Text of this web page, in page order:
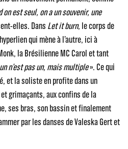
on est seul, on a un souvenir, une
elles. Dans Let it burn, le corps de
qui mène à l’autre, ici à
la Brésilienne MC Carol et tant
un n’est pas un, mais multiple». Ce qui
et la soliste en profite dans un
grimaçants, aux confins de la
ses bras, son bassin et finalement
par les danses de Valeska Gert et